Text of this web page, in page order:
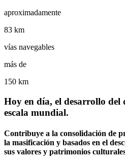
aproximadamente
83 km
vías navegables
más de
150 km
Hoy en día, el desarrollo
escala mundial.
Contribuye a la consolidación de
la masificación y basados en el
sus valores y patrimonios